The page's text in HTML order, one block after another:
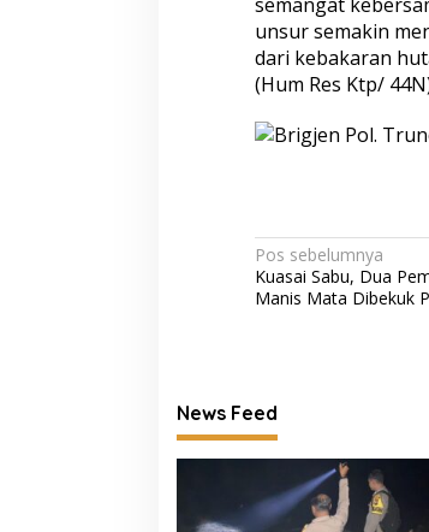
unsur semakin
dari kebakaran
(Hum Res Ktp/
Navigasi
pos
Pos sebelumnya
Kuasai Sabu, Dua
Manis Mata Dibekuk
News Feed